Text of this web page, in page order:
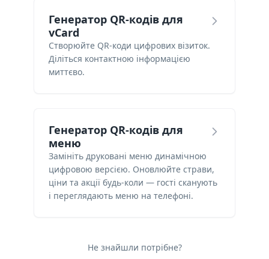
Генератор QR-кодів для
vCard
Створюйте QR-коди цифрових візиток.
Діліться контактною інформацією
миттєво.
Генератор QR-кодів для
меню
Замініть друковані меню динамічною
цифровою версією. Оновлюйте страви,
ціни та акції будь-коли — гості сканують
і переглядають меню на телефоні.
Не знайшли потрібне?